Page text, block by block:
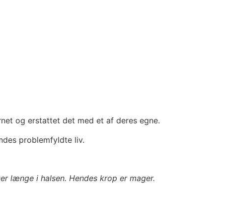
og erstattet det med et af deres egne.
problemfyldte liv.
længe i halsen. Hendes krop er mager.